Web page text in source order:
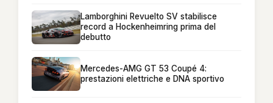
Lamborghini Revuelto SV stabilisce
record a Hockenheimring prima del
debutto
Mercedes-AMG GT 53 Coupé 4:
prestazioni elettriche e DNA sportivo